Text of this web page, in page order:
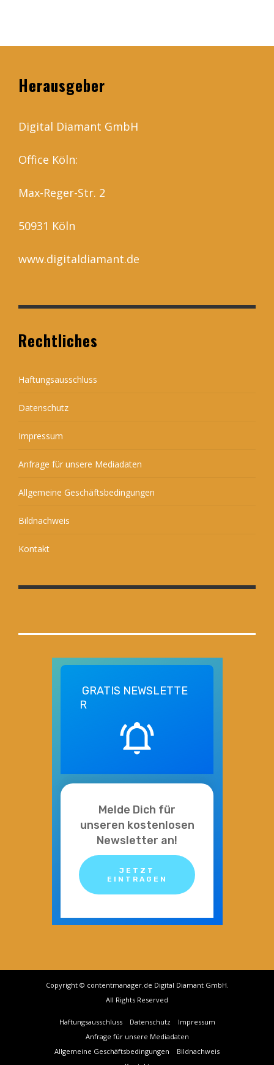
Herausgeber
Digital Diamant GmbH
Office Köln:
Max-Reger-Str. 2
50931 Köln
www.digitaldiamant.de
Rechtliches
Haftungsausschluss
Datenschutz
Impressum
Anfrage für unsere Mediadaten
Allgemeine Geschäftsbedingungen
Bildnachweis
Kontakt
GRATIS NEWSLETTE
R
Melde Dich für
unseren kostenlosen
Newsletter an!
JETZT
EINTRAGEN
Copyright © contentmanager.de Digital Diamant GmbH.
All Rights Reserved
Haftungsausschluss Datenschutz
Impressum
Anfrage für unsere Mediadaten
Allgemeine Geschäftsbedingungen
Bildnachweis